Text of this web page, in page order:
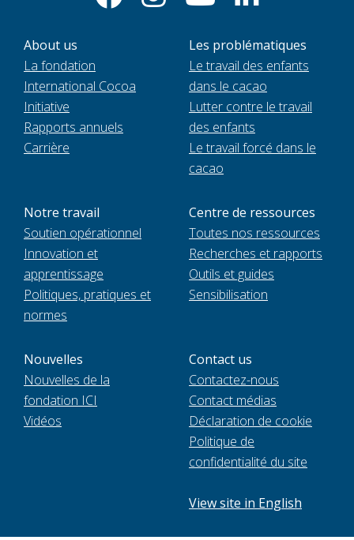
About us
La fondation
International Cocoa
Initiative
Rapports annuels
Carrière
Les problématiques
Le travail des enfants
dans le cacao
Lutter contre le travail
des enfants
Le travail forcé dans le
cacao
Notre travail
Soutien opérationnel
Innovation et
apprentissage
Politiques, pratiques et
normes
Centre de ressources
Toutes nos ressources
Recherches et rapports
Outils et guides
Sensibilisation
Nouvelles
Nouvelles de la
fondation ICI
Vidéos
Contact us
Contactez-nous
Contact médias
Déclaration de cookie
Politique de
confidentialité du site
View site in English